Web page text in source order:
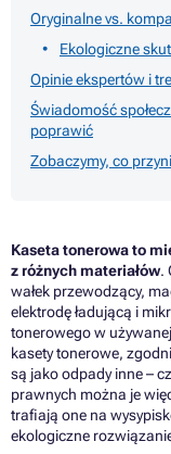
Oryginalne vs.
Ekologiczne
Opinie ekspertów i
Świadomość
poprawić
Zobaczymy, co
Kaseta tonerowa to
z różnych materiałów.
wałek przewodzący,
elektrodę ładującą i
tonerowego w
kasety tonerowe,
są jako odpady inne –
prawnych można je
trafiają one na
ekologiczne